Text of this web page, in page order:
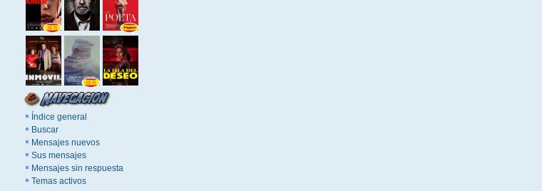
Índice general
Buscar
Mensajes nuevos
Sus mensajes
Mensajes sin respuesta
Temas activos